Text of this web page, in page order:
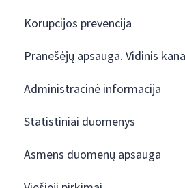
Korupcijos prevencija
Pranešėjų apsauga. Vidinis
Administracinė informacija
Statistiniai duomenys
Asmens duomenų apsauga